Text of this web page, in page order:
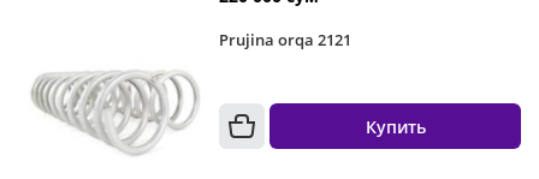
Prujina orqa 2121
Купить